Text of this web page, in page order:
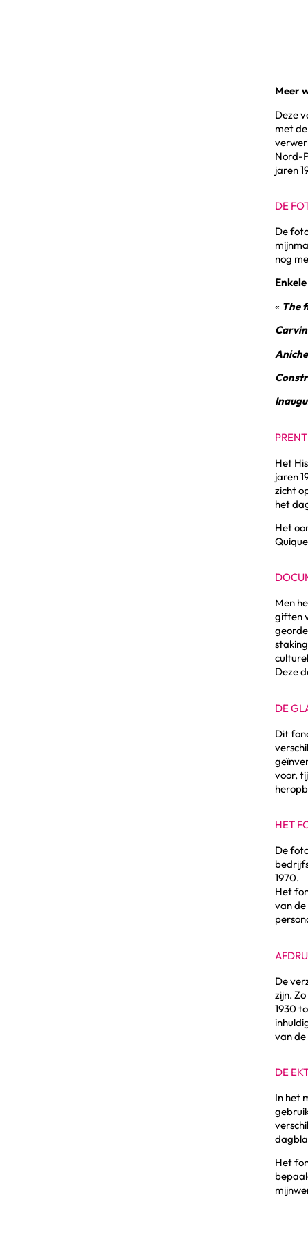
Meer
Deze
met
Nord-
jaren
DE
De
nog
« The
Het
jaren
zicht
het
Het
Men
giften
Deze
DE
Dit
voor,
HET
De
1970.
Het
van de
De
zijn.
1930
van
DE
In het
Het